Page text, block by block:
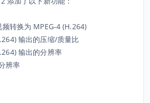
转换为 MPEG-4 (H.264)
输出的压缩/质量比
输出的分辨率
辨率